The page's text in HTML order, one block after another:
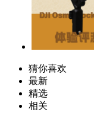
猜你喜欢
最新
精选
相关